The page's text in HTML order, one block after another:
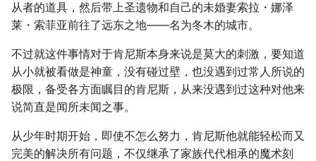
从者的道具，然后带上圣遗物和自己的未婚妻索拉・娜泽
莱・索菲亚前往了远东之地――名为冬木的城市。
不过就这件事情对于肯尼斯本身来说是莫大的刺激，要知道
从小就被看做是神童，没有碰过壁，也没遇到过常人所说的
极限，备受各方面瞩目的肯尼斯，从来没遇到过这种对他来
说简直是闻所未闻之事。
从少年时期开始，即使不怎么努力，肯尼斯他就能轻松而又
完美的解决所有问题，不仅继承了家族代代相承的魔术刻